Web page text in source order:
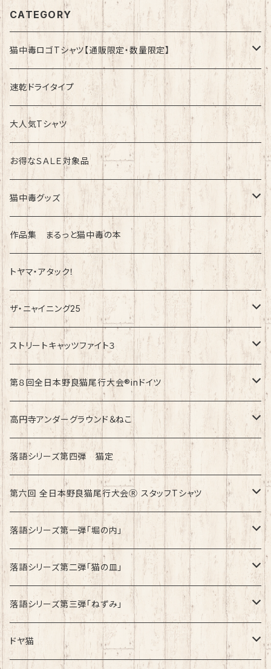
CATEGORY
猫中毒ロゴTシャツ【通販限定・数量限定】
速乾ドライタイプ
綿100%ノーマルタイプ
速乾ドライタイプ
大人気Tシャツ
お得なＳＡＬＥ対象品
猫中毒グッズ
ラバーバンド（ブレスレット・リストバンド）
作品集 まるっと猫中毒の本
トヤマ・アタック！
ザ・ニャイニング25
速乾ドライタイプ
綿100%ノーマルタイプ
ストリートキャッツファイト３
速乾ドライタイプ
綿100%ノーマルタイプ
第８回全日本野良猫尾行大会®︎inドイツ
第8回全日本野良猫尾行大会®︎inドイツ Light
第8回全日本野良猫尾行大会®︎inドイツ Dark
高円寺アンダーグラウンド＆ねこ
綿100%ノーマルタイプ
落語シリーズ第四弾 猫定
第六回 全日本野良猫尾行大会Ⓡ スタッフTシャツ
速乾ドライタイプ
綿100%ノーマルタイプ
落語シリーズ第一弾「堀の内」
速乾ドライタイプ
落語シリーズ第二弾「猫の皿」
速乾ドライタイプ
落語シリーズ第三弾「ねずみ」
速乾ドライタイプ
ドヤ猫